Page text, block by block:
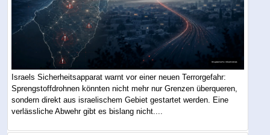
Israels Sicherheitsapparat warnt vor einer neuen Terrorgefahr:
Sprengstoffdrohnen könnten nicht mehr nur Grenzen überqueren,
sondern direkt aus israelischem Gebiet gestartet werden. Eine
verlässliche Abwehr gibt es bislang nicht....